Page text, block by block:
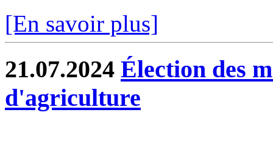
[En savoir plus]
21.07.2024 Élection des
d'agriculture